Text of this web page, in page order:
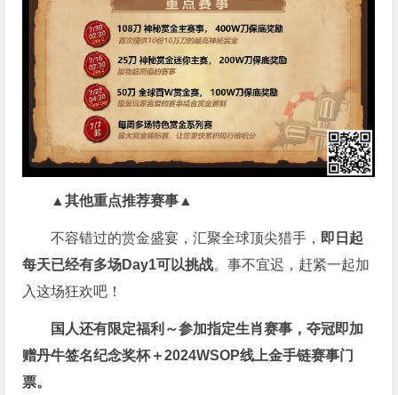
▲其他重点推荐赛事▲
不容错过的赏金盛宴，汇聚全球顶尖猎手， 即日起
每天已经有多场Day1可以挑战。事不宜迟，赶紧一起加
入这场狂欢吧！
国人还有限定福利～参加指定生肖赛事，夺冠即加
赠丹牛签名纪念奖杯＋2024WSOP线上金手链赛事门
票。